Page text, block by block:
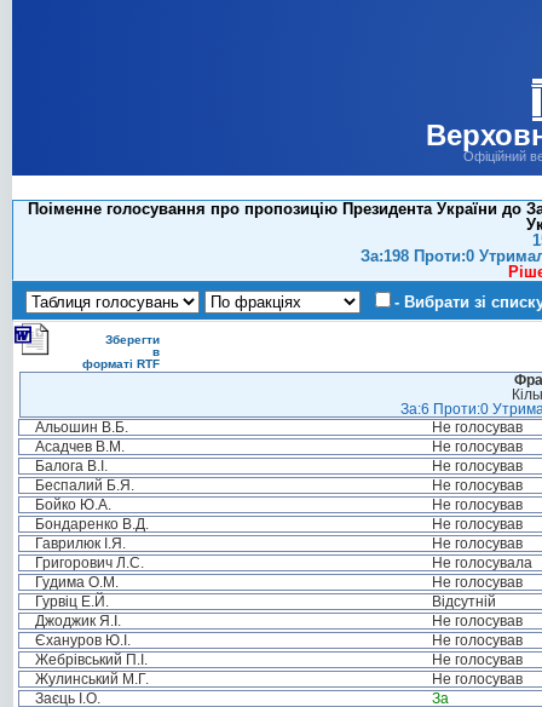
Офіційний
Поіменне голосування про пропозицію Президента України до
За:198 Проти:0
- Вибрати зі
Зберегти
в
форматі RTF
За:6 Проти:0
Альошин В.Б.
Не голосував
Асадчев В.М.
Не голосував
Балога В.І.
Не голосував
Беспалий Б.Я.
Не голосував
Бойко Ю.А.
Не голосував
Бондаренко В.Д.
Не голосував
Гаврилюк І.Я.
Не голосував
Григорович Л.С.
Не голосувала
Гудима О.М.
Не голосував
Гурвіц Е.Й.
Відсутній
Джоджик Я.І.
Не голосував
Єхануров Ю.І.
Не голосував
Жебрівський П.І.
Не голосував
Жулинський М.Г.
Не голосував
Заєць І.О.
За